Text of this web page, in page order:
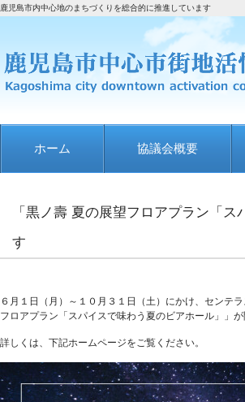
鹿児島市内中心地のまちづくりを総合的に推進しています
ホーム 協議会概要
「黒ノ壽 夏の展望フロアプラン「
す
６月１日（月）～１０月３１日（土）にかけ、センテ
フロアプラン「スパイスで味わう夏のビアホール」」が
詳しくは、下記ホームページをご覧ください。